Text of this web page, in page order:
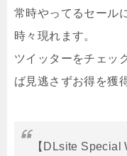
常時やってるセール
時々現れます。
ツイッターをチェッ
ば見逃さずお得を獲
【DLsite Special